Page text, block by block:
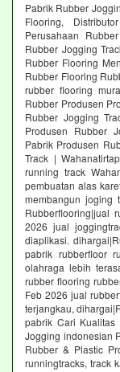
Pabrik Rubber
Flooring,
Perusahaan
Rubber Jogging
Rubber Flooring
Rubber Flooring
rubber flooring
Rubber Produsen
Rubber Jogging
Produsen Rubber
Pabrik Produsen
Track |
running track
pembuatan alas
membangun joging
Rubberflooring|jual
2026 jual
diaplikasi.
pabrik rubberfloor
olahraga lebih
rubber flooring
Feb 2026 jual
terjangkau,
pabrik Cari Kualitas
Jogging indonesian
Rubber & Plastic
runningtracks, track